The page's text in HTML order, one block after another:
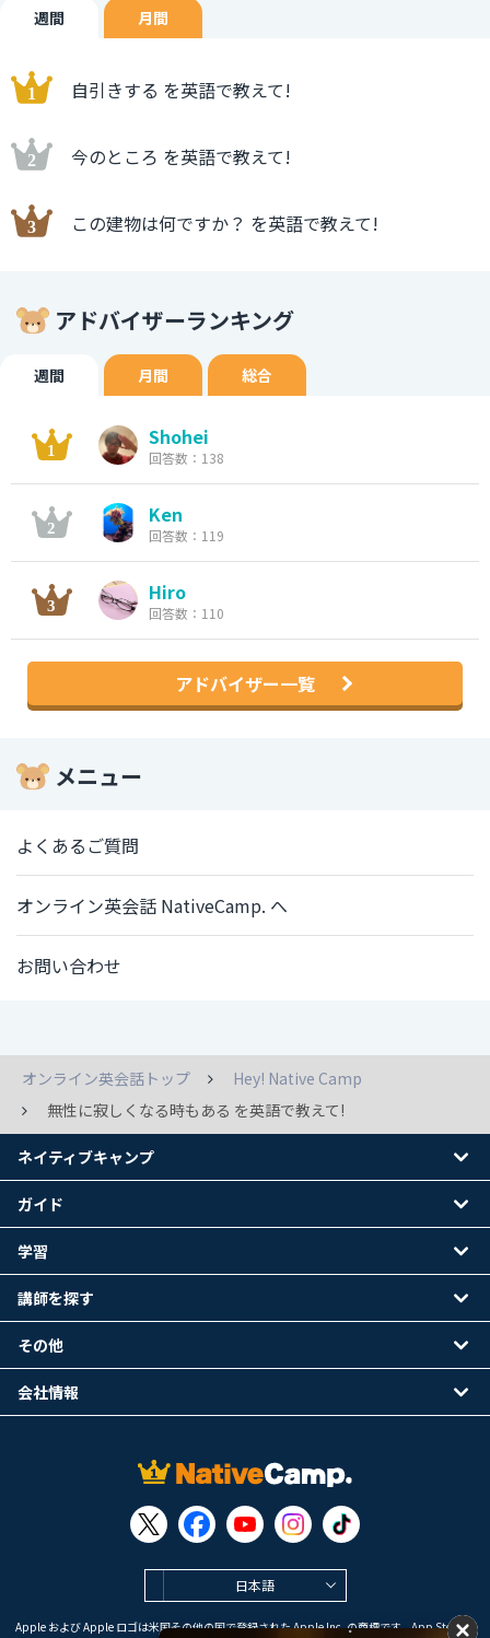
週間 月間
自引きする を英語で教えて!
今のところ を英語で教えて!
この建物は何ですか？ を英語で教えて!
アドバイザーランキング
週間 月間 総合
Shohei
回答数：138
Ken
回答数：119
Hiro
回答数：110
アドバイザー一覧
メニュー
よくあるご質問
オンライン英会話 NativeCamp. へ
お問い合わせ
オンライン英会話トップ
Hey! Native Camp
無性に寂しくなる時もある を英語で教えて!
日本語
Apple および Apple ロゴは米国その他の国で登録された Apple Inc. の商標です。App Store は
ネイティブキャンプ
ガイド
学習
講師を探す
その他
会社情報